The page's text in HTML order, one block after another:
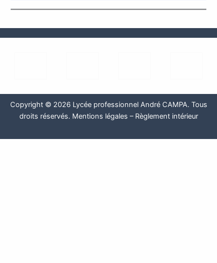
Copyright © 2026 Lycée professionnel André CAMPA. Tous
droits réservés. Mentions légales – Règlement intérieur